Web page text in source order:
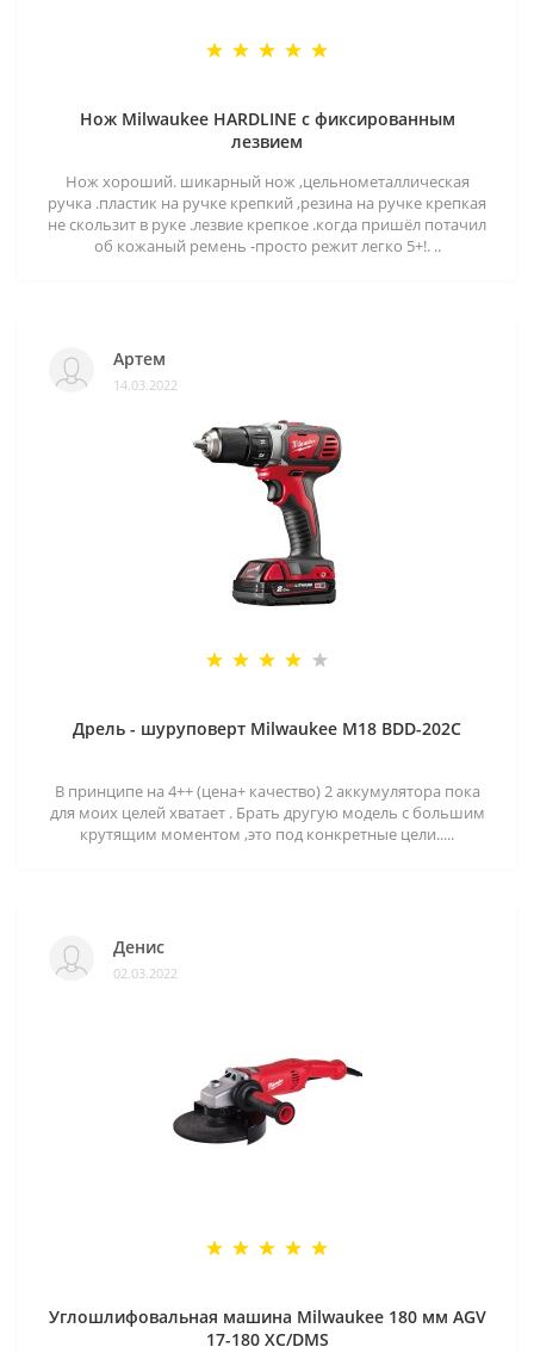
Нож Milwaukee HARDLINE с фиксированным
лезвием
Нож хороший. шикарный нож ,цельнометаллическая
ручка .пластик на ручке крепкий ,резина на ручке крепкая
не скользит в руке .лезвие крепкое .когда пришёл потачил
об кожаный ремень -просто режит легко 5+!. ..
Артем
14.03.2022
Дрель - шуруповерт Milwaukee M18 BDD-202C
В принципе на 4++ (цена+ качество) 2 аккумулятора пока
для моих целей хватает . Брать другую модель с большим
крутящим моментом ,это под конкретные цели.....
Денис
02.03.2022
Углошлифовальная машина Milwaukee 180 мм AGV
17-180 XC/DMS